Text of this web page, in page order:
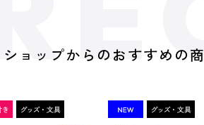
ショップからのおすすめの